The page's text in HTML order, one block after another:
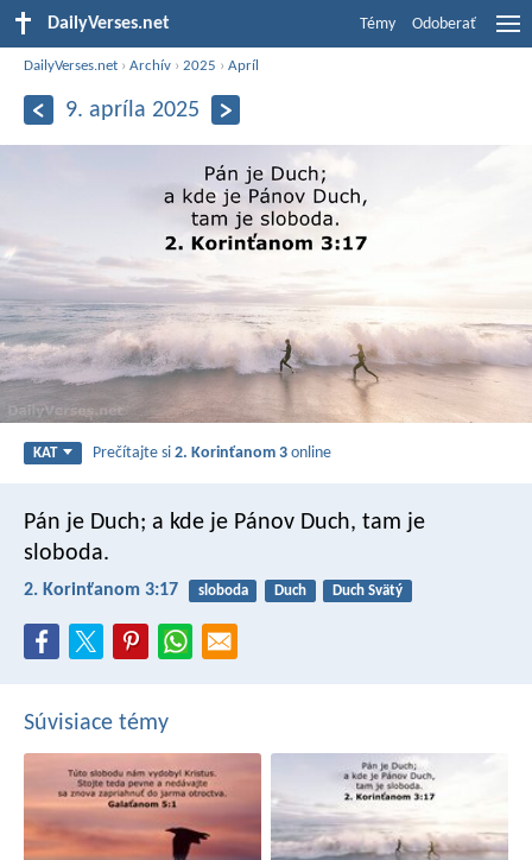
DailyVerses.net Témy Odoberať
DailyVerses.net ›Archív ›2025 ›Apríl
9. apríla 2025
KAT Prečítajte si2. Korinťanom 3 online
Pán je Duch; a kde je Pánov Duch, tam je
sloboda.
2. Korinťanom 3:17 sloboda Duch Duch Svätý
Súvisiace témy